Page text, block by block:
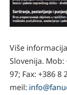
Više
Slovenija. Mob:
97; Fax: +386 8
meil: